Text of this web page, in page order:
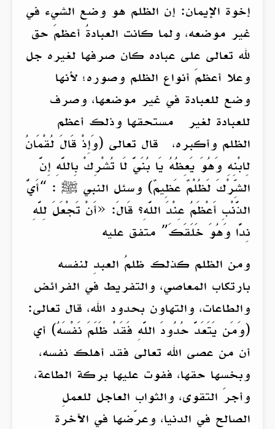
إخوة الإيمان: إن الظلم هو وضع الشيء في
غير موضعه، ولما كانت العبادةُ أعظمَ حق
لله تعالى على عباده كان صرفها لغيره جل
وعلا أعظمَ أنواع الظلم وصوره؛ لأنها
وضع للعبادة في غير موضعها، وصرف
للعبادة لغير مستحقها وذلك أعظم
الظلم وأكبره، قال تعالى (وَإِذْ قَالَ لُقْمَانُ
لِابْنِهِ وَهُوَ يَعِظُهُ يَا بُنَيَّ لَا تُشْرِكْ بِاللَّهِ إِنَّ
الشِّرْكَ لَظُلْمٌ عَظِيمٌ) وسئل النبي ﷺ : “أَيُّ
الذَّنْبِ أَعْظَمُ عِنْدَ اللَّهِ؟ قَالَ: «أَنْ تَجْعَلَ لِلَّهِ
نِدًّا وَهُوَ خَلَقَكَ” متفق عليه
ومن الظلم كذلك ظلمُ العبدِ لنفسه
بارتكاب المعاصي، والتفريط في الفرائض
والطاعات، والتهاون بحدود الله، قال تعالى:
(وَمَن يَتَعَدَّ حُدُودَ اللَّهِ فَقَدْ ظَلَمَ نَفْسَهُ) أي
أن من عصى الله تعالى فقد أهلك نفسه،
وبخسها حقها، ففوت عليها بركة الطاعة،
وأجرَ التقوى، والثواب العاجل للعملِ
الصالح في الدنيا، وعرّضها في الآخرة